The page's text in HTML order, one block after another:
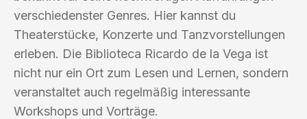
verschiedenster Genres. Hier kannst du
Theaterstücke, Konzerte und Tanzvorstellungen
erleben. Die Biblioteca Ricardo de la Vega ist
nicht nur ein Ort zum Lesen und Lernen, sondern
veranstaltet auch regelmäßig interessante
Workshops und Vorträge.